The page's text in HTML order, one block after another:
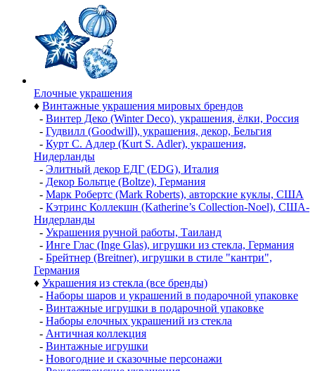
Елочные украшения
♦ Винтажные украшения мировых брендов
- Винтер Деко (Winter Deco), украшения, ёлки, Россия
- Гудвилл (Goodwill), украшения, декор, Бельгия
- Курт С. Адлер (Kurt S. Adler), украшения,
Нидерланды
- Элитный декор ЕДГ (EDG), Италия
- Декор Больтце (Boltze), Германия
- Марк Робертс (Mark Roberts), авторские куклы, США
- Кэтринс Коллекшн (Katherine’s Collection-Noel), США-
Нидерланды
- Украшения ручной работы, Таиланд
- Инге Глас (Inge Glas), игрушки из стекла, Германия
- Брейтнер (Breitner), игрушки в стиле "кантри",
Германия
♦ Украшения из стекла (все бренды)
- Наборы шаров и украшений в подарочной упаковке
- Винтажные игрушки в подарочной упаковке
- Наборы елочных украшений из стекла
- Античная коллекция
- Винтажные игрушки
- Новогодние и сказочные персонажи